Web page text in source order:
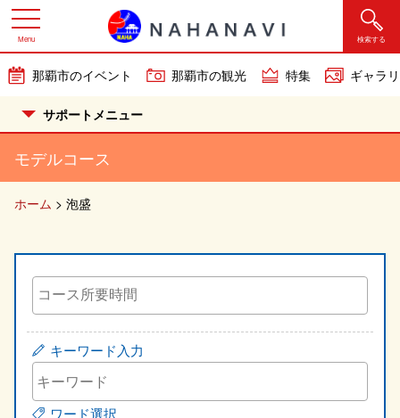
検索する
那覇市のイベント 那覇市の観光 特集 ギャラ
Menu
サポートメニュー
モデルコース
ホーム > 泡盛
キーワード入力
ワード選択